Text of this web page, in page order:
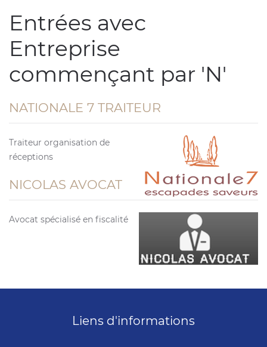
Entrées avec
Entreprise
commençant par 'N'
NATIONALE 7 TRAITEUR
Traiteur organisation de
réceptions
NICOLAS AVOCAT
Avocat spécialisé en fiscalité
Liens d'informations